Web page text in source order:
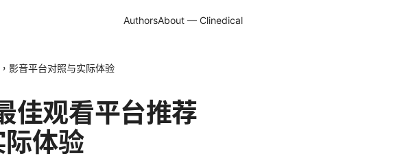
AuthorsAbout — Clinedical
影音平台对照与实际体验
佳观看平台推荐
体验